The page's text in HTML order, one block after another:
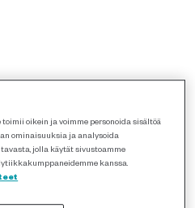
oikein ja voimme personoida sisältöä
ominaisuuksia ja analysoida
jolla käytät sivustoamme
kanssa.